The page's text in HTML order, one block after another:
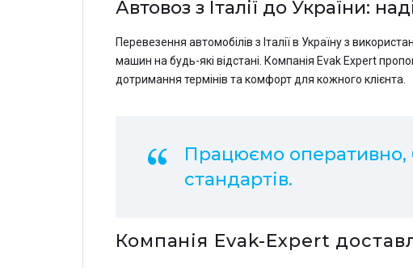
Автовоз з Італії до України:
Перевезення автомобілів з Італії в Україну з
машин на будь-які відстані. Компанія Evak Expert
дотримання термінів та комфорт для кожного клієнта.
Працюємо оперативно,
стандартів.
Компанія Evak-Expert